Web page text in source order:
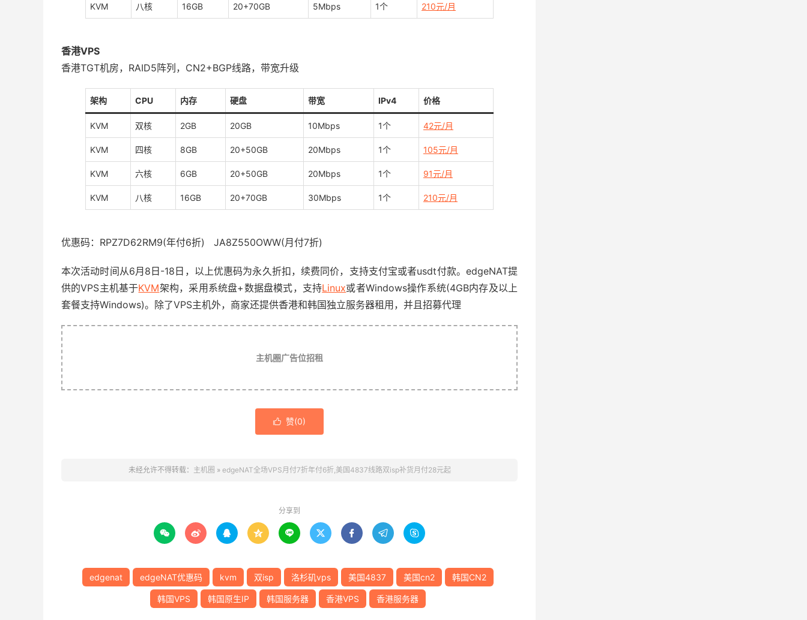
KVM 八核 16GB 20+70GB 5Mbps 1个 210元/月
香港VPS
香港TGT机房，RAID5阵列，CN2+BGP线路，带宽升级
架构 CPU 内存 硬盘 带宽 IPv4 价格
KVM 双核 2GB 20GB 10Mbps 1个 42元/月
KVM 四核 8GB 20+50GB 20Mbps 1个 105元/月
KVM 六核 6GB 20+50GB 20Mbps 1个 91元/月
KVM 八核 16GB 20+70GB 30Mbps 1个 210元/月
优惠码：RPZ7D62RM9(年付6折) JA8Z550OWW(月付7折)
本次活动时间从6月8日-18日，以上优惠码为永久折扣，续费同价，支持支付宝或者usdt付款。edgeNAT提
供的VPS主机基于KVM架构，采用系统盘+数据盘模式，支持Linux或者Windows操作系统(4GB内存及以上
套餐支持Windows)。除了VPS主机外，商家还提供香港和韩国独立服务器租用，并且招募代理
主机圈广告位招租
 赞(0)
未经允许不得转载： 主机圈 » edgeNAT全场VPS月付7折年付6折,美国4837线路双isp补货月付28元起
分享到
        
edgenat edgeNAT优惠码 kvm 双isp 洛杉矶vps 美国4837 美国cn2 韩国CN2
韩国VPS 韩国原生IP 韩国服务器 香港VPS 香港服务器